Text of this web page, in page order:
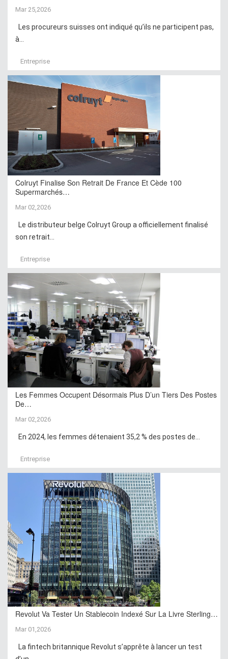
Mar 25,2026
Les procureurs suisses ont indiqué qu’ils ne participent pas,
à...
Entreprise
Colruyt Finalise Son Retrait De France Et Cède 100
Supermarchés…
Mar 02,2026
Le distributeur belge Colruyt Group a officiellement finalisé
son retrait...
Entreprise
Les Femmes Occupent Désormais Plus D’un Tiers Des Postes
De…
Mar 02,2026
En 2024, les femmes détenaient 35,2 % des postes de...
Entreprise
Revolut Va Tester Un Stablecoin Indexé Sur La Livre Sterling…
Mar 01,2026
La fintech britannique Revolut s’apprête à lancer un test